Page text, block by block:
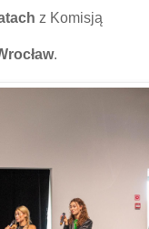
z Komisją
.